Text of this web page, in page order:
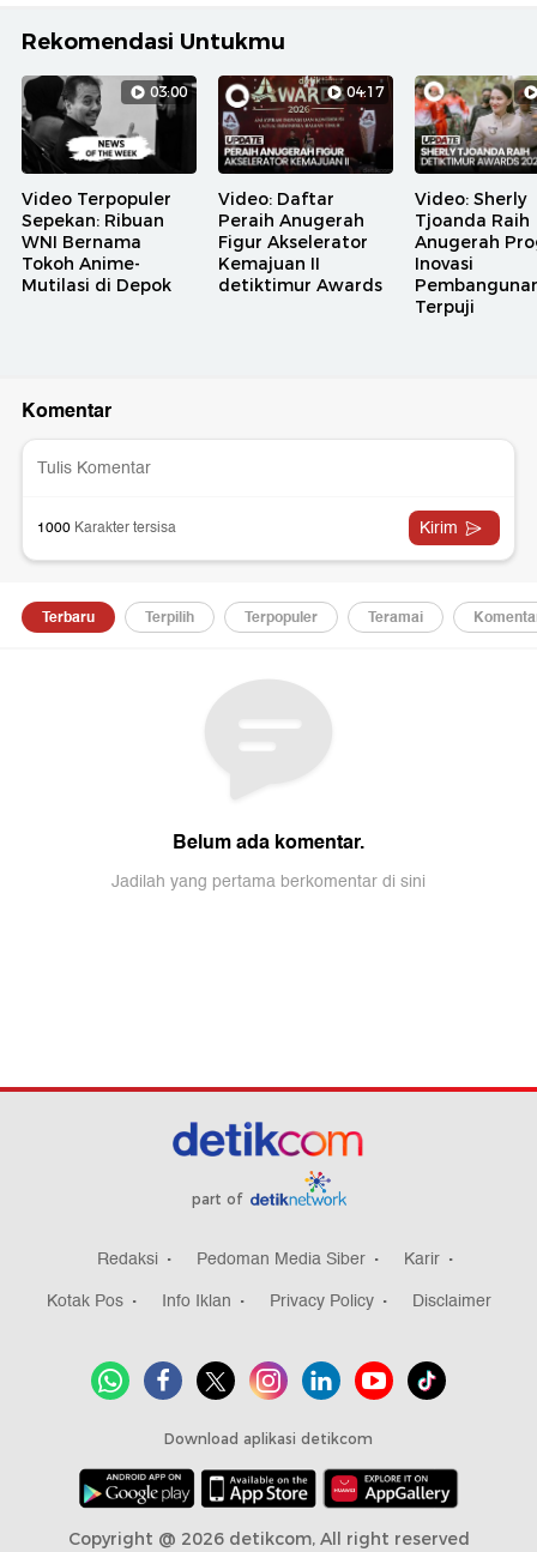
Rekomendasi Untukmu
03:00
Video Terpopuler
Sepekan: Ribuan
WNI Bernama
Tokoh Anime-
Mutilasi di Depok
04:17
Video: Daftar
Peraih Anugerah
Figur Akselerator
Kemajuan II
detiktimur Awards
Video: Sherly
Tjoanda Raih
Anugerah
Inovasi
Terpuji
part of
Redaksi Pedoman Media Siber
Karir
Kotak Pos
Info Iklan Privacy Policy Disclaimer
Download aplikasi detikcom
Copyright @ 2026 detikcom, All right reserved